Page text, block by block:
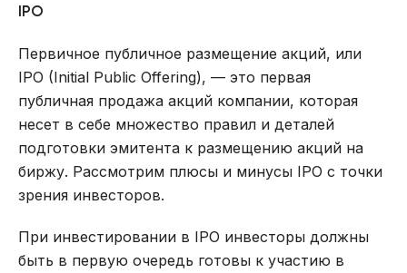
IPO
Первичное публичное размещение акций, или
IPO (Initial Public Offering), — это первая
публичная продажа акций компании, которая
несет в себе множество правил и деталей
подготовки эмитента к размещению акций на
биржу. Рассмотрим плюсы и минусы IPO с точки
зрения инвесторов.
При инвестировании в IPO инвесторы должны
быть в первую очередь готовы к участию в